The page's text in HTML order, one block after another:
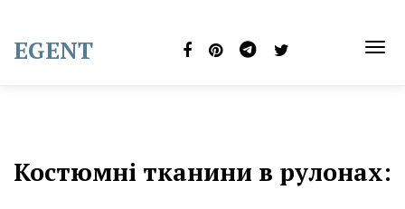
content
EGENT
Костюмні тканини в рулонах: